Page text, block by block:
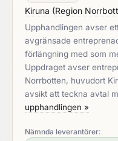
Kiruna (Region
Upphandlingen avser
avgränsade
förlängning med som
Uppdraget avser
Norrbotten, huvudort
avsikt att teckna avtal
upphandlingen »
Nämnda leverantörer: